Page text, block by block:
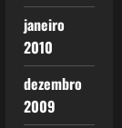
janeiro
2010
dezembro
2009